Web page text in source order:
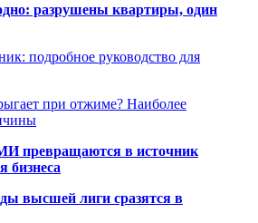
разрушены квартиры, один
подробное руководство для
при отжиме? Наиболее
превращаются в источник
бизнеса
высшей лиги сразятся в